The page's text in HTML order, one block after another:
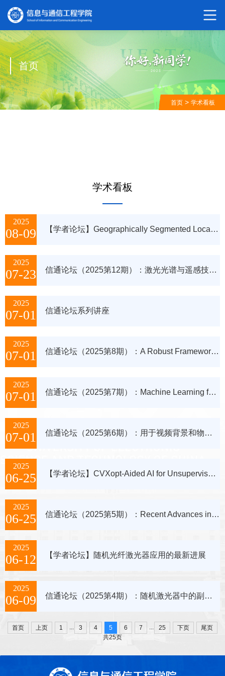
首页
首页 > 学术看板
学术看板
2025
08-09 【学者论坛】Geographically Segmented Localcasting and Co-channel Interference Mitigation Technologies
2025
07-23 信通论坛（2025第12期）：激光光谱与遥感技术及应用
2025
07-01 信通论坛系列讲座
2025
07-01 信通论坛（2025第8期）：A Robust Framework to Design Optimal Sensor Network Configuration for Target Localization
2025
07-01 信通论坛（2025第7期）：Machine Learning for Radar Waveform Design: Retrospectives and Future Trends
2025
07-01 信通论坛（2025第6期）：用于视频背景和物体提取的波束成形技术框架
2025
06-25 【学者论坛】CVXopt-Aided AI for Unsupervised HSI Denoising and Super-Resolution
2025
06-25 信通论坛（2025第5期）：Recent Advances in AI Large Models: Current Applications and Future Directions
2025
06-12 【学者论坛】随机光纤激光器应用的最新进展
2025
06-09 信通论坛（2025第4期）：随机激光器中的副本对称破缺和强度分布
首页 上页 1 ... 3 4 5 6 7 ... 25 下页
尾页
共25页